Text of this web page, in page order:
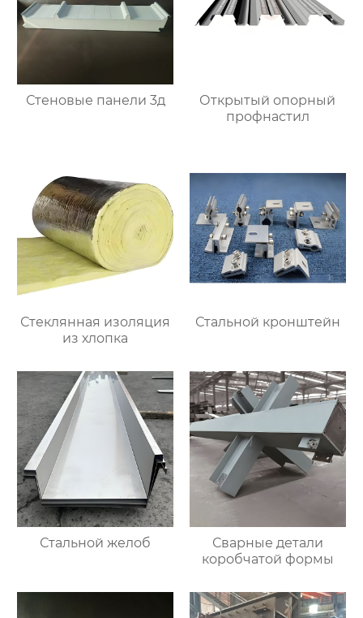
Стеновые панели 3д
Открытый опорный
профнастил
Стеклянная изоляция
из хлопка
Стальной кронштейн
Стальной желоб
Сварные детали
коробчатой формы